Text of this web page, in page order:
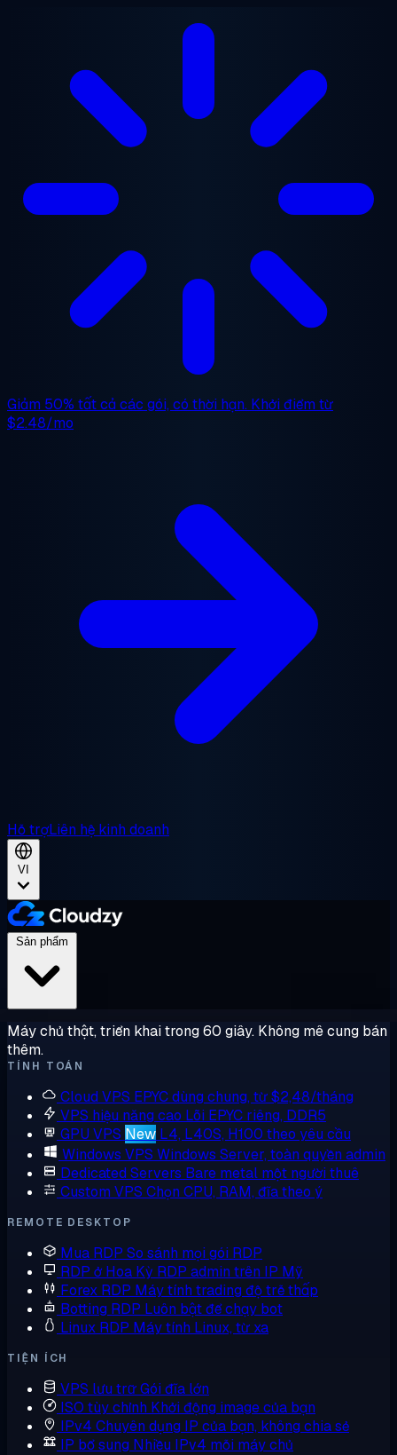
Giảm 50% tất cả các gói, có thời hạn. Khởi điểm từ
$2.48/mo
Hỗ trợLiên hệ kinh doanh
VI
Máy chủ thật, triển khai trong 60 giây. Không mê cung bán
thêm.
TÍNH TOÁN
Cloud VPS EPYC dùng chung, từ $2,48/tháng
VPS hiệu năng cao Lõi EPYC riêng, DDR5
GPU VPS New L4, L40S, H100 theo yêu cầu
Windows VPS Windows Server, toàn quyền admin
Dedicated Servers Bare metal một người thuê
Custom VPS Chọn CPU, RAM, đĩa theo ý
REMOTE DESKTOP
Mua RDP So sánh mọi gói RDP
RDP ở Hoa Kỳ RDP admin trên IP Mỹ
Forex RDP Máy tính trading độ trễ thấp
Botting RDP Luôn bật để chạy bot
Linux RDP Máy tính Linux, từ xa
TIỆN ÍCH
VPS lưu trữGói đĩa lớn
ISO tùy chỉnh Khởi động image của bạn
IPv4 Chuyên dụng IP của bạn, không chia sẻ
IP bổ sung Nhiều IPv4 mỗi máy chủ